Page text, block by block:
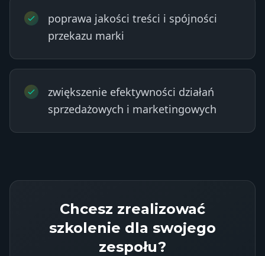
poprawa jakości treści i spójności
przekazu marki
zwiększenie efektywności działań
sprzedażowych i marketingowych
Chcesz zrealizować
szkolenie dla swojego
zespołu?